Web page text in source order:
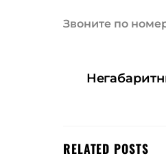
Звоните по
RELATED POSTS